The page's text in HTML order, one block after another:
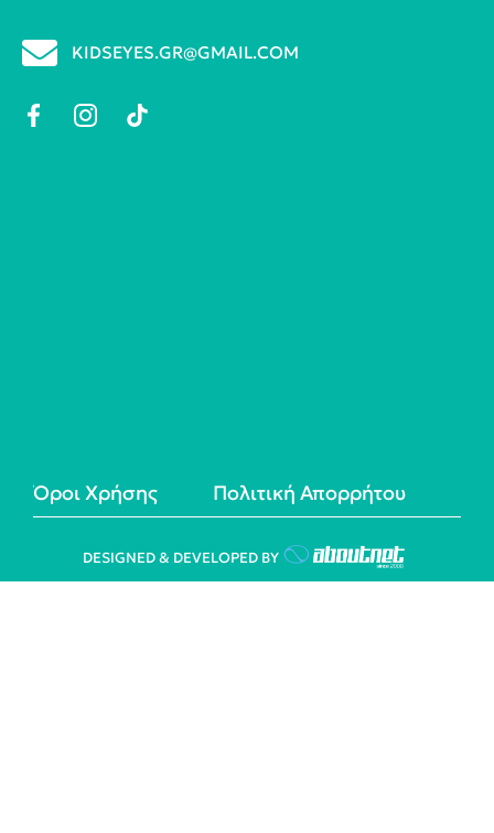
KIDSEYES.GR@GMAIL.COM
Όροι Χρήσης Πολιτική Απορρήτου
DESIGNED & DEVELOPED BY